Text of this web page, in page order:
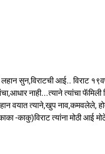
सुन‌,विराटची आई.. विराट
नाही...त्याने त्यांचा
वयात त्याने,खुप‌ नाव,कमवलेले,
-काकु)विराट त्यांना मोठी आई